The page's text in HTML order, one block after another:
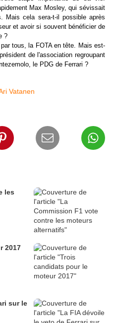
Max Mosley, qui sévissait
cela sera-t-il possible après
et avoir si souvent bénéficier de
?
tous, la FOTA en tête. Mais est-
de l'association regroupant
le PDG de Ferrari ?
Vatanen
les
2017
sur le